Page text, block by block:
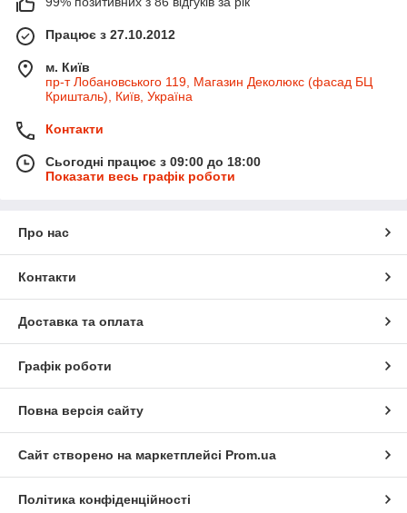
Працює з 27.10.2012
м. Київ
пр-т Лобановського 119, Магазин Деколюкс (фасад БЦ
Кришталь), Київ, Україна
Контакти
Сьогодні працює з 09:00 до 18:00
Показати весь графік роботи
Про нас
Контакти
Доставка та оплата
Графік роботи
Повна версія сайту
Сайт створено на маркетплейсі Prom.ua
Політика конфіденційності